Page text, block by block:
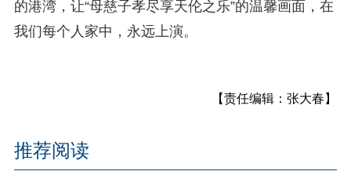
的港湾，让“母慈子孝尽享天伦之乐”的温馨画面，在
我们每个人家中，永远上演。
【责任编辑：张大春】
推荐阅读